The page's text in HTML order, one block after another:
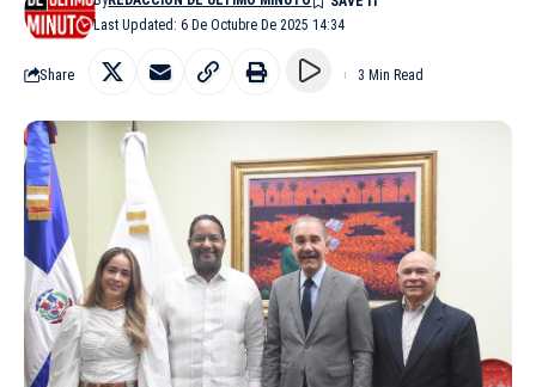
Last Updated: 6 De Octubre De 2025 14:34
Share 3 Min Read